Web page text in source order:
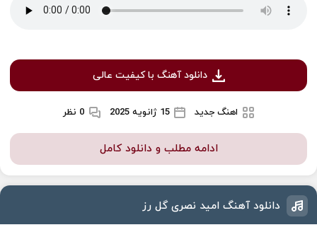
دانلود آهنگ با کیفیت عالی
اهنگ جدید 15 ژانویه 2025 0 نظر
ادامه مطلب و دانلود کامل
دانلود آهنگ امید نصری گل رز